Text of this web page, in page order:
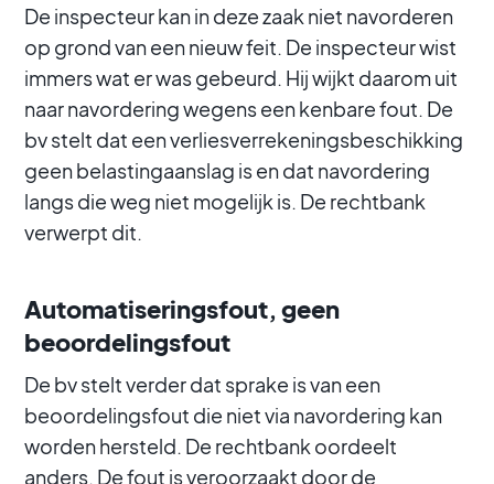
De inspecteur kan in deze zaak niet navorderen
op grond van een nieuw feit. De inspecteur wist
immers wat er was gebeurd. Hij wijkt daarom uit
naar navordering wegens een kenbare fout. De
bv stelt dat een verliesverrekeningsbeschikking
geen belastingaanslag is en dat navordering
langs die weg niet mogelijk is. De rechtbank
verwerpt dit.
Automatiseringsfout, geen
beoordelingsfout
De bv stelt verder dat sprake is van een
beoordelingsfout die niet via navordering kan
worden hersteld. De rechtbank oordeelt
anders. De fout is veroorzaakt door de